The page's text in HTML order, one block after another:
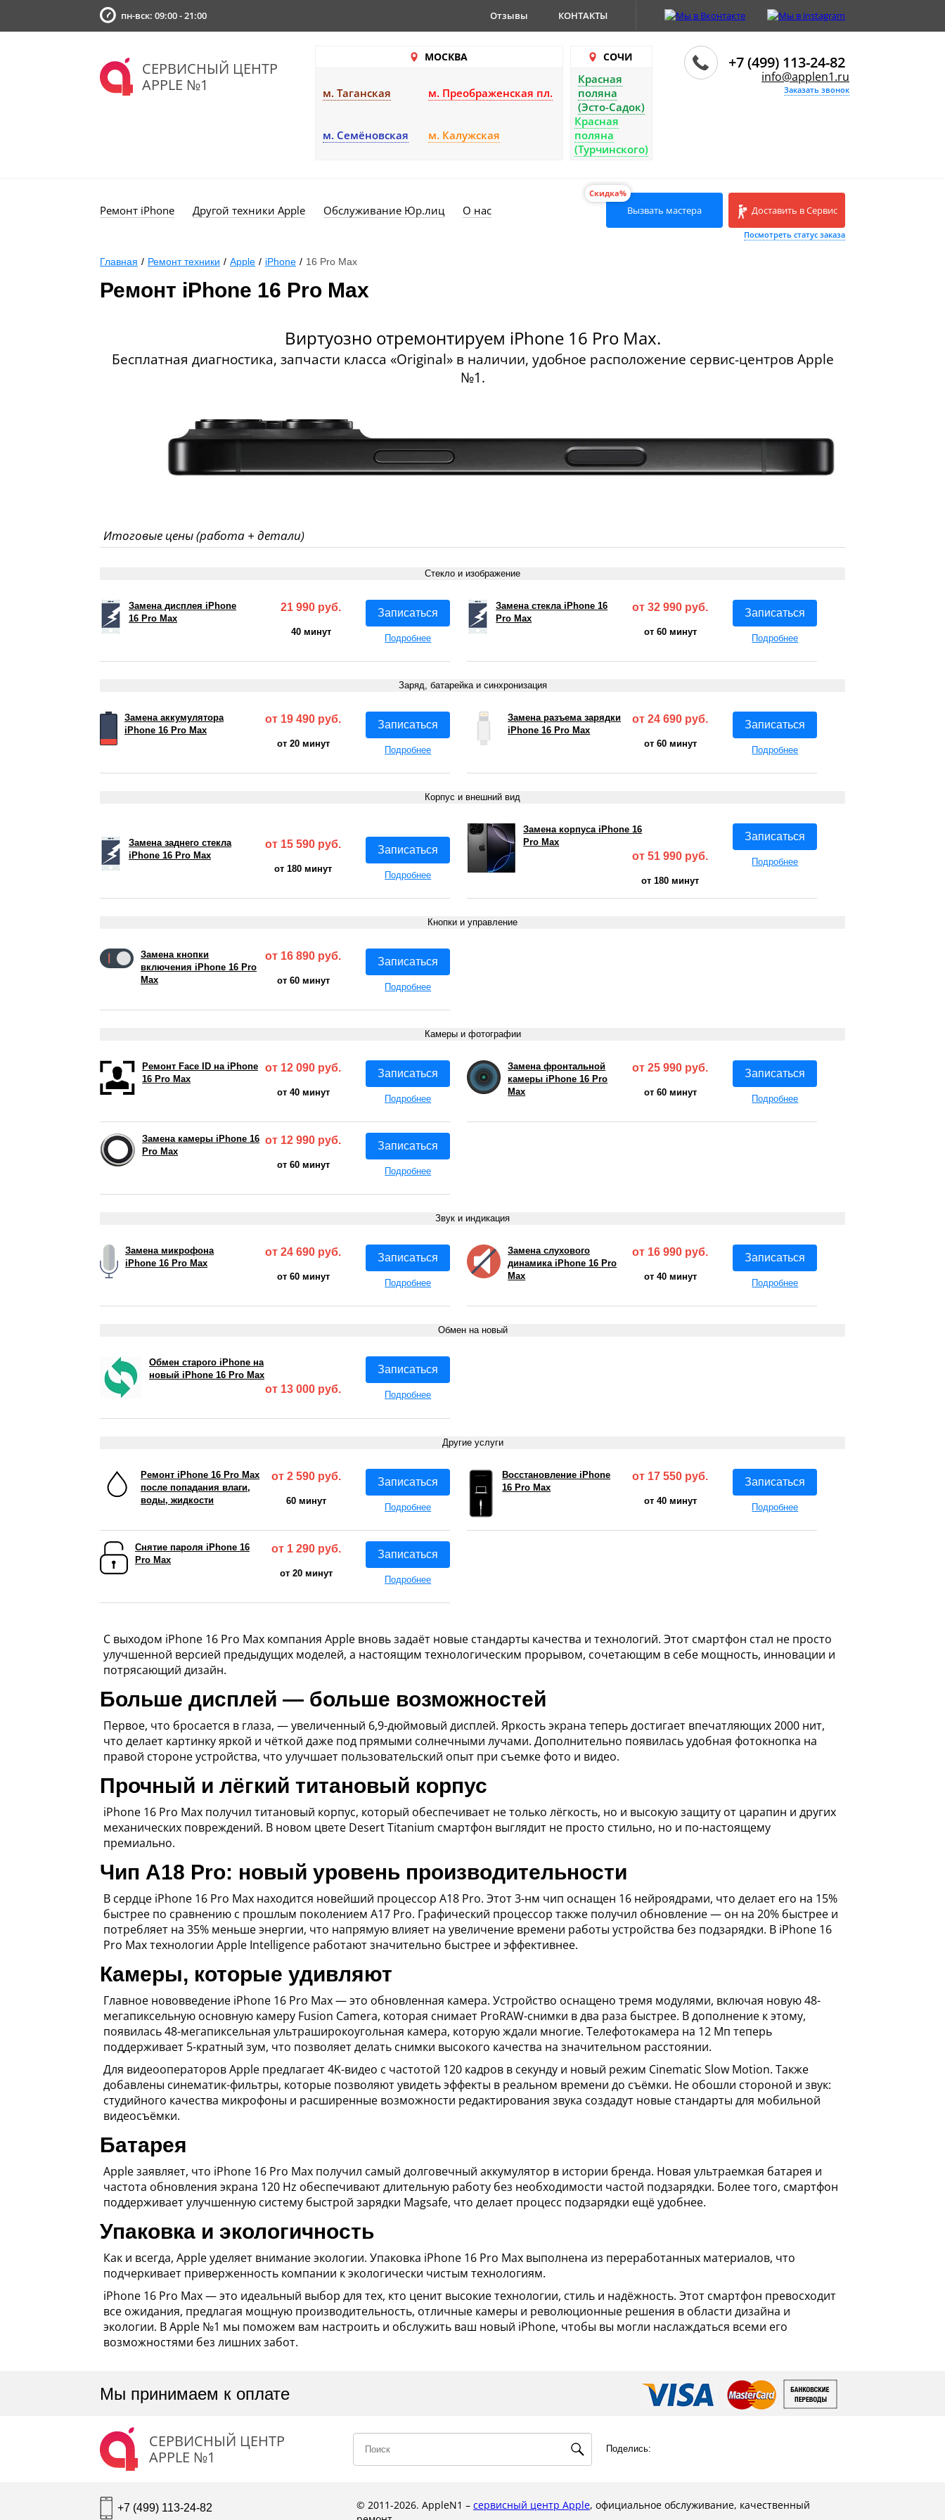
пн-вск: 09:00 - 21:00 Отзывы КОНТАКТЫ
СЕРВИСНЫЙ ЦЕНТР
APPLE №1
МОСКВА
м. Таганская м. Преображенская пл.
м. Семёновская м. Калужская
СОЧИ
Красная
поляна
(Эсто-Садок)
Красная
поляна
(Турчинского)
+7 (499) 113-24-82
info@applen1.ru
Заказать звонок
Ремонт iPhone Другой техники Apple Обслуживание Юр.лиц О нас
Скидка%
Вызвать мастера Доставить в Сервис
Посмотреть статус заказа
Главная / Ремонт техники / Apple / iPhone / 16 Pro Max
Ремонт iPhone 16 Pro Max
Виртуозно отремонтируем iPhone 16 Pro Max.
Бесплатная диагностика, запчасти класса «Original» в наличии, удобное расположение сервис-центров Apple
№1.
Итоговые цены (работа + детали)
Стекло и изображение
Замена дисплея iPhone
16 Pro Max
Записаться
Подробнее
21 990 руб.
40 минут
Замена стекла iPhone 16
Pro Max
Записаться
Подробнее
от 32 990 руб.
от 60 минут
Заряд, батарейка и синхронизация
Замена аккумулятора
iPhone 16 Pro Max
Записаться
Подробнее
от 19 490 руб.
от 20 минут
Замена разъема зарядки
iPhone 16 Pro Max
Записаться
Подробнее
от 24 690 руб.
от 60 минут
Корпус и внешний вид
Замена заднего стекла
iPhone 16 Pro Max
Записаться
Подробнее
от 15 590 руб.
от 180 минут
Замена корпуса iPhone 16
Pro Max
Записаться
Подробнее
от 51 990 руб.
от 180 минут
Кнопки и управление
Замена кнопки
включения iPhone 16 Pro
Max
Записаться
Подробнее
от 16 890 руб.
от 60 минут
Камеры и фотографии
Ремонт Face ID на iPhone
16 Pro Max
Записаться
Подробнее
от 12 090 руб.
от 40 минут
Замена фронтальной
камеры iPhone 16 Pro
Max
Записаться
Подробнее
от 25 990 руб.
от 60 минут
Замена камеры iPhone 16
Pro Max
Записаться
Подробнее
от 12 990 руб.
от 60 минут
Звук и индикация
Замена микрофона
iPhone 16 Pro Max
Записаться
Подробнее
от 24 690 руб.
от 60 минут
Замена слухового
динамика iPhone 16 Pro
Max
Записаться
Подробнее
от 16 990 руб.
от 40 минут
Обмен на новый
Обмен старого iPhone на
новый iPhone 16 Pro Max
Записаться
Подробнее
от 13 000 руб.
Другие услуги
Ремонт iPhone 16 Pro Max
после попадания влаги,
воды, жидкости
Записаться
Подробнее
от 2 590 руб.
60 минут
Восстановление iPhone
16 Pro Max
Записаться
Подробнее
от 17 550 руб.
от 40 минут
Снятие пароля iPhone 16
Pro Max
Записаться
Подробнее
от 1 290 руб.
от 20 минут
С выходом iPhone 16 Pro Max компания Apple вновь задаёт новые стандарты качества и технологий. Этот смартфон стал не просто
улучшенной версией предыдущих моделей, а настоящим технологическим прорывом, сочетающим в себе мощность, инновации и
потрясающий дизайн.
Больше дисплей — больше возможностей
Первое, что бросается в глаза, — увеличенный 6,9-дюймовый дисплей. Яркость экрана теперь достигает впечатляющих 2000 нит,
что делает картинку яркой и чёткой даже под прямыми солнечными лучами. Дополнительно появилась удобная фотокнопка на
правой стороне устройства, что улучшает пользовательский опыт при съемке фото и видео.
Прочный и лёгкий титановый корпус
iPhone 16 Pro Max получил титановый корпус, который обеспечивает не только лёгкость, но и высокую защиту от царапин и других
механических повреждений. В новом цвете Desert Titanium смартфон выглядит не просто стильно, но и по-настоящему
премиально.
Чип A18 Pro: новый уровень производительности
В сердце iPhone 16 Pro Max находится новейший процессор A18 Pro. Этот 3-нм чип оснащен 16 нейроядрами, что делает его на 15%
быстрее по сравнению с прошлым поколением A17 Pro. Графический процессор также получил обновление — он на 20% быстрее и
потребляет на 35% меньше энергии, что напрямую влияет на увеличение времени работы устройства без подзарядки. В iPhone 16
Pro Max технологии Apple Intelligence работают значительно быстрее и эффективнее.
Камеры, которые удивляют
Главное нововведение iPhone 16 Pro Max — это обновленная камера. Устройство оснащено тремя модулями, включая новую 48-
мегапиксельную основную камеру Fusion Camera, которая снимает ProRAW-снимки в два раза быстрее. В дополнение к этому,
появилась 48-мегапиксельная ультраширокоугольная камера, которую ждали многие. Телефотокамера на 12 Мп теперь
поддерживает 5-кратный зум, что позволяет делать снимки высокого качества на значительном расстоянии.
Для видеооператоров Apple предлагает 4K-видео с частотой 120 кадров в секунду и новый режим Cinematic Slow Motion. Также
добавлены синематик-фильтры, которые позволяют увидеть эффекты в реальном времени до съёмки. Не обошли стороной и звук:
студийного качества микрофоны и расширенные возможности редактирования звука создадут новые стандарты для мобильной
видеосъёмки.
Батарея
Apple заявляет, что iPhone 16 Pro Max получил самый долговечный аккумулятор в истории бренда. Новая ультраемкая батарея и
частота обновления экрана 120 Hz обеспечивают длительную работу без необходимости частой подзарядки. Более того, смартфон
поддерживает улучшенную систему быстрой зарядки Magsafe, что делает процесс подзарядки ещё удобнее.
Упаковка и экологичность
Как и всегда, Apple уделяет внимание экологии. Упаковка iPhone 16 Pro Max выполнена из переработанных материалов, что
подчеркивает приверженность компании к экологически чистым технологиям.
iPhone 16 Pro Max — это идеальный выбор для тех, кто ценит высокие технологии, стиль и надёжность. Этот смартфон превосходит
все ожидания, предлагая мощную производительность, отличные камеры и революционные решения в области дизайна и
экологии. В Apple №1 мы поможем вам настроить и обслужить ваш новый iPhone, чтобы вы могли наслаждаться всеми его
возможностями без лишних забот.
Мы принимаем к оплате
СЕРВИСНЫЙ ЦЕНТР
APPLE №1
Поделись:
+7 (499) 113-24-82 © 2011-2026. AppleN1 – сервисный центр Apple, официальное обслуживание, качественный